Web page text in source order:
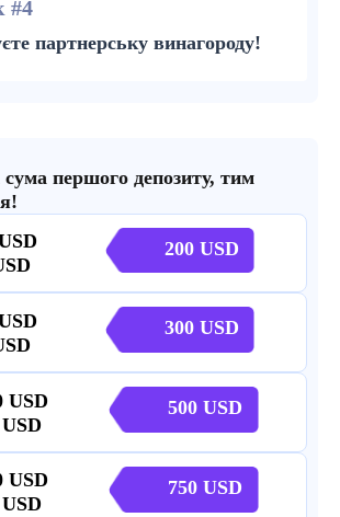
#4
партнерську винагороду!
першого депозиту, тим
200
300
500
750